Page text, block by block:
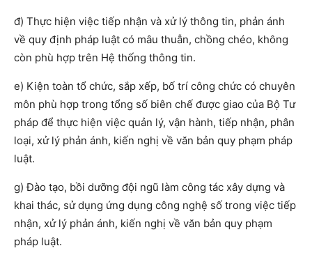
đ) Thực hiện việc tiếp nhận và xử lý thông tin, phản ánh
về quy định pháp luật có mâu thuẫn, chồng chéo, không
còn phù hợp trên Hệ thống thông tin.
e) Kiện toàn tổ chức, sắp xếp, bố trí công chức có chuyên
môn phù hợp trong tổng số biên chế được giao của Bộ Tư
pháp để thực hiện việc quản lý, vận hành, tiếp nhận, phân
loại, xử lý phản ánh, kiến nghị về văn bản quy phạm pháp
luật.
g) Đào tạo, bồi dưỡng đội ngũ làm công tác xây dựng và
khai thác, sử dụng ứng dụng công nghệ số trong việc tiếp
nhận, xử lý phản ánh, kiến nghị về văn bản quy phạm
pháp luật.